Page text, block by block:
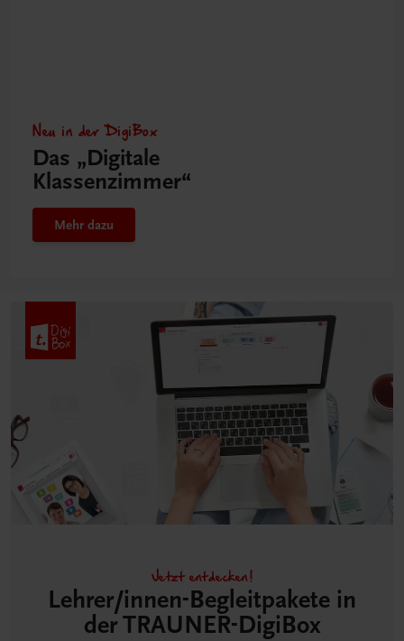
Neu in der DigiBox
Das „Digitale
Klassenzimmer“
Mehr dazu
Jetzt entdecken!
Lehrer/innen-Begleitpakete in
der TRAUNER-DigiBox